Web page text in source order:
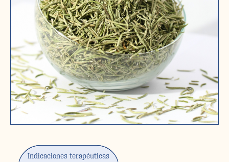
Indicaciones terapéuticas